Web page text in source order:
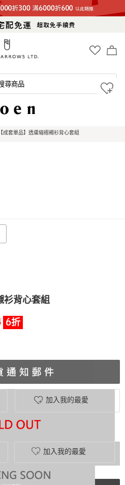
尋商品
成套單品】透膚縮褶襯衫背心套組
衫背心套組
6折
加入我的最愛
加入我的最愛